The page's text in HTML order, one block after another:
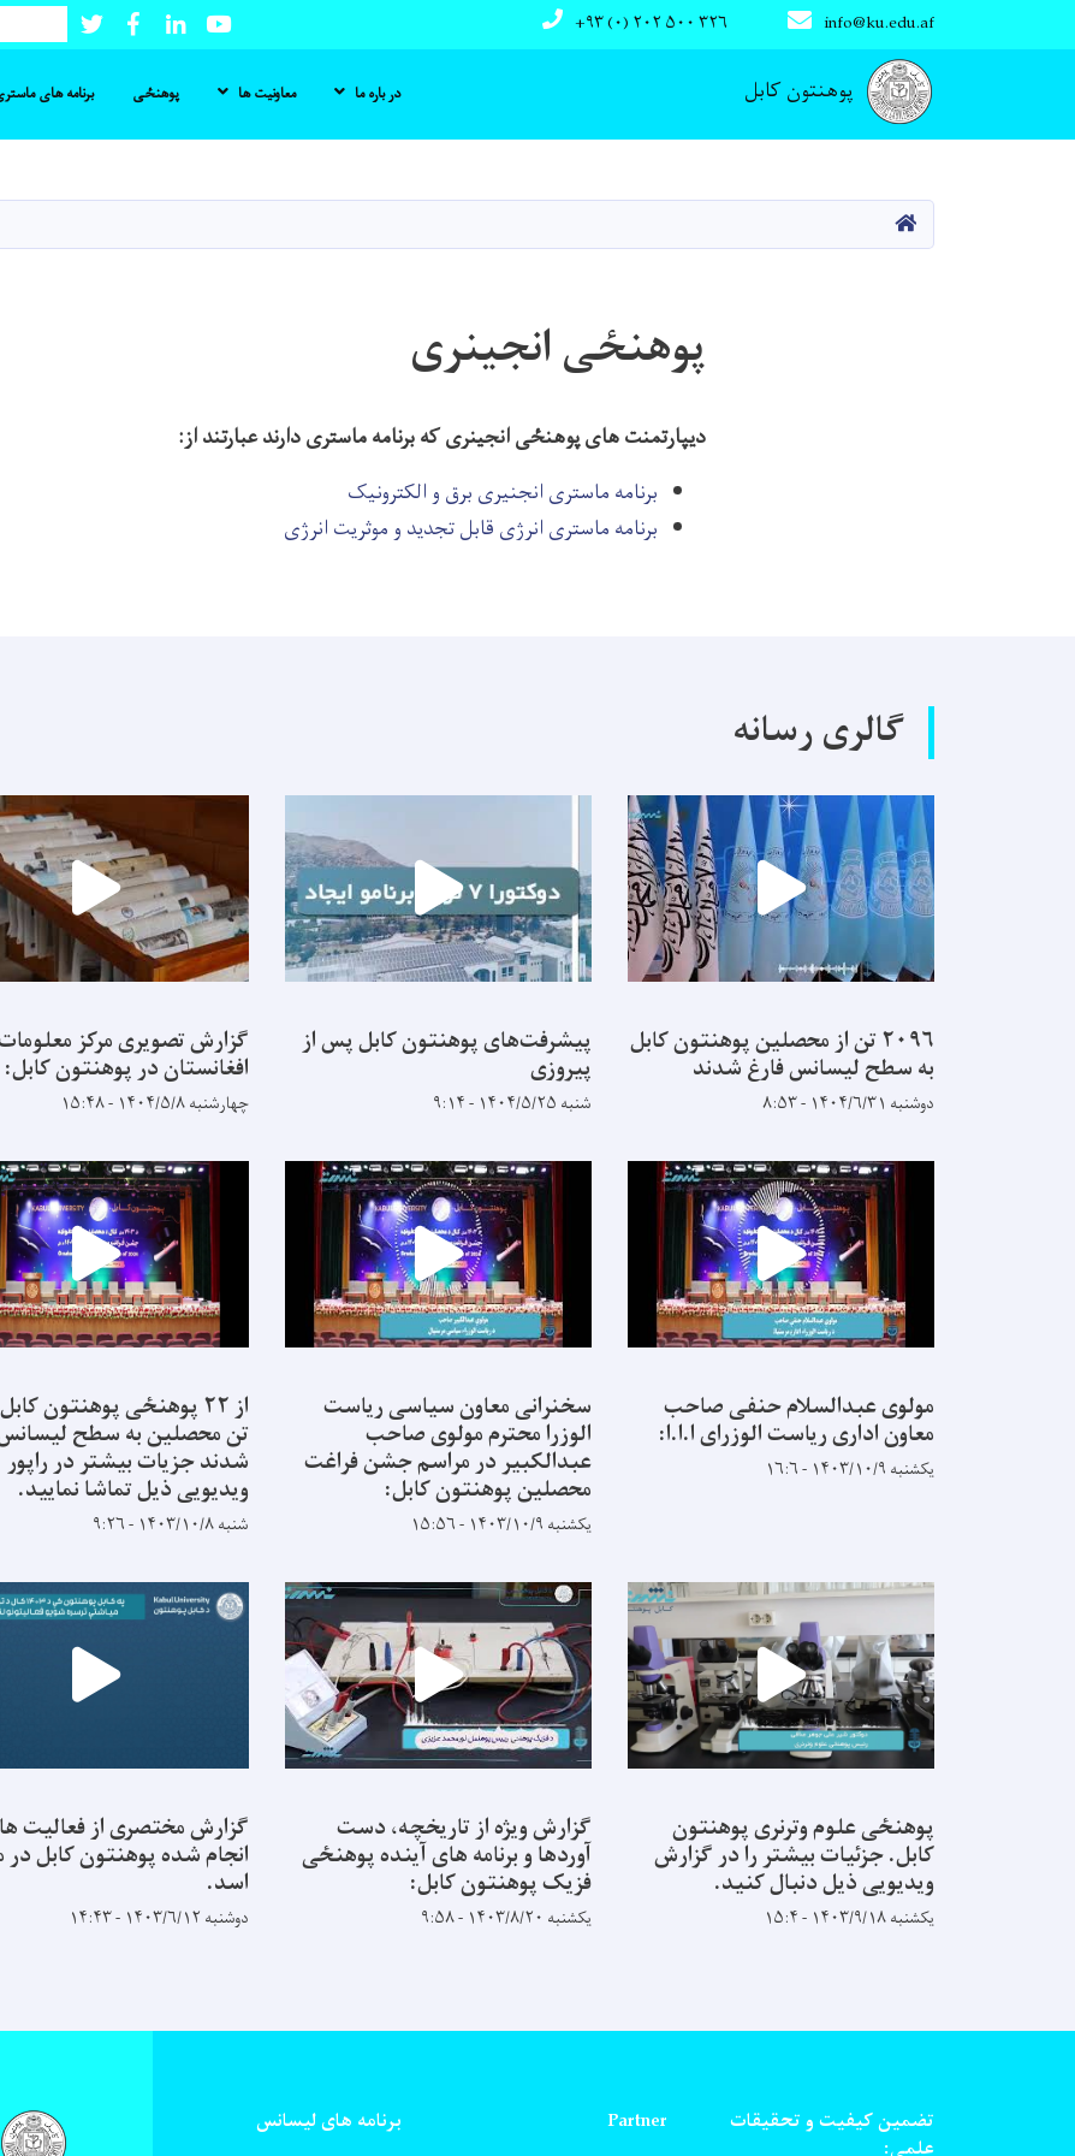
content
پوهنتون کابل
info@ku.edu.af +۹۳ (۰) ۲۰۲ ۵۰۰ ۳۲۶ Youtube
LinkedIn
Facebook
Twitter
Search
Main navigation
در باره ما معاونیت ها پوهنځی برنامه های
صفحه اصلی
پوهنځی انجینری
دیپارتمنت های پوهنځی انجینری که برنامه ماستری دارند عبارتند از:
برنامه ماستری انجنیری برق و الکترونیک
برنامه ماستری انرژی‌ قابل تجدید و موثریت انرژی
گالری رسانه
۲۰۹۶ تن از محصلین پوهنتون کابل
به سطح لیسانس فارغ شدند
دوشنبه ۱۴۰۴/۶/۳۱ - ۸:۵۳
پیشرفت‌های پوهنتون کابل پس از
پیروزی
شنبه ۱۴۰۴/۵/۲۵ - ۹:۱۴
گزارش تصویری مرکز
افغانستان در پوهنتون کابل:
چهارشنبه ۱۴۰۴/۵/۸ - ۱۵:۴۸
مولوی عبدالسلام حنفی صاحب
معاون اداری ریاست الوزرای ا.ا.ا:
یکشنبه ۱۴۰۳/۱۰/۹ - ۱۶:۶
سخنرانی معاون سیاسی ریاست
الوزرا محترم مولوی صاحب
عبدالکبیر در مراسم جشن فراغت
محصلین پوهنتون کابل:
یکشنبه ۱۴۰۳/۱۰/۹ - ۱۵:۵۶
تن محصلین به سطح
شدند جزیات بیشتر در راپور
ویدیویی ذیل تماشا نمایید.
شنبه ۱۴۰۳/۱۰/۸ - ۹:۲۶
پوهنځی علوم وترنری پوهنتون
کابل. جزئیات بیشتر را در گزارش
ویدیویی ذیل دنبال کنید.
یکشنبه ۱۴۰۳/۹/۱۸ - ۱۵:۴
گزارش ویژه از تاریخچه، دست
آوردها و برنامه های آینده پوهنځی
فزیک پوهنتون کابل:
یکشنبه ۱۴۰۳/۸/۲۰ - ۹:۵۸
گزارش مختصری از فعالیت
انجام شده پوهنتون کابل در
اسد.
دوشنبه ۱۴۰۳/۶/۱۲ - ۱۴:۴۳
تضمین کیفیت و تحقیقات Partner برنامه های لیسانس